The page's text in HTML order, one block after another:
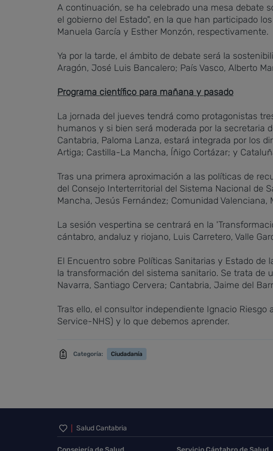
A continuación, se ha celebrado una mesa debate
el gobierno del Estado", en la que han participado
Manuela García y Esther Monzón, respectivamente.
Ya por la tarde, el ámbito de debate será la
Aragón, José Luis Bancalero; País Vasco, Alberto
Programa científico para mañana y pasado
La jornada del jueves tendrá como protagonistas
humanos y si bien será moderada por la secretaria
Cantabria, Paloma Lanza, estará integrada por los
Artiga; Castilla-La Mancha, Íñigo Cortázar; y
Tras una primera aproximación a las políticas de
del Consejo Interterritorial del Sistema Nacional de
Mancha, Jesús Fernández; Comunidad Valenciana,
La sesión vespertina se centrará en la
cántabro, andaluz y riojano, Luis Carretero, Valle
El Encuentro sobre Políticas Sanitarias y Estado
la transformación del sistema sanitario. Se trata de
Navarra, Santiago Cervera; Cantabria, Jaime del
Tras ello, el consultor independiente Ignacio
Service-NHS) y lo que debemos aprender.
Categoría: Ciudadanía
Inicio del pie de página
Salud Cantabria